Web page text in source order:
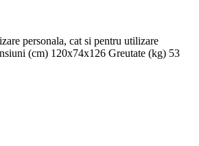
personala, cat si pentru utilizare
(cm) 120х74х126 Greutate (kg) 53